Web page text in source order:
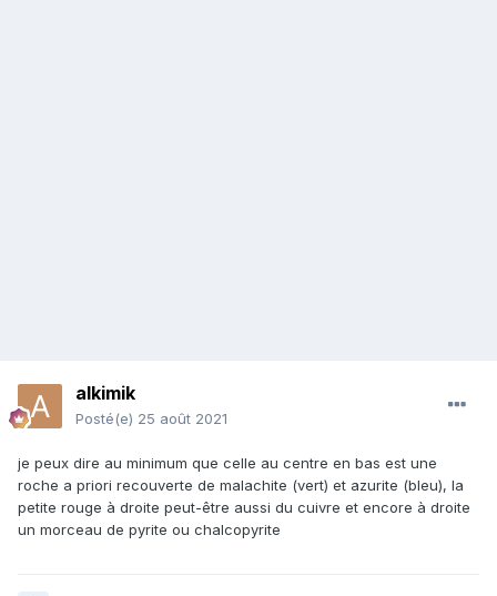
alkimik
Posté(e) 25 août 2021
je peux dire au minimum que celle au centre en bas est une
roche a priori recouverte de malachite (vert) et azurite (bleu), la
petite rouge à droite peut-être aussi du cuivre et encore à droite
un morceau de pyrite ou chalcopyrite